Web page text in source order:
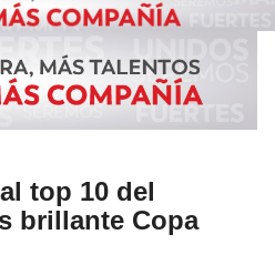
top 10 del
brillante Copa